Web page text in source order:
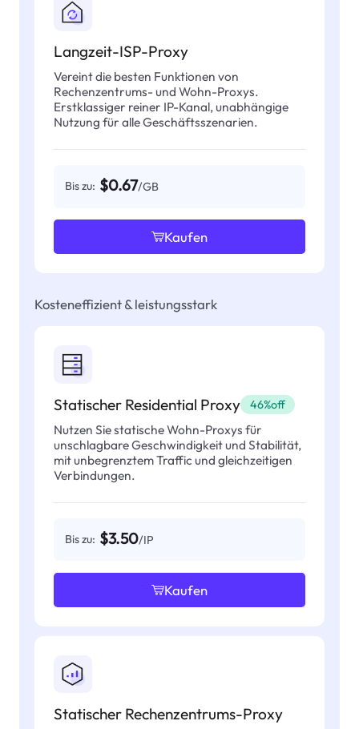
Langzeit-ISP-Proxy
Vereint die besten Funktionen von
Rechenzentrums- und Wohn-Proxys.
Erstklassiger reiner IP-Kanal, unabhängige
Nutzung für alle Geschäftsszenarien.
Bis zu: $0.67/GB
Kaufen
Kosteneffizient & leistungsstark
Statischer Residential Proxy 46%off
Nutzen Sie statische Wohn-Proxys für
unschlagbare Geschwindigkeit und Stabilität,
mit unbegrenztem Traffic und gleichzeitigen
Verbindungen.
Bis zu: $3.50/IP
Kaufen
Statischer Rechenzentrums-Proxy